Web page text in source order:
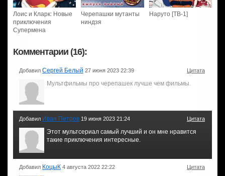
Лоис и Кларк: Новые
приключения
Супермена
Черепашки мутанты
ниндзя
Наруто [ТВ-1]
Комментарии (16):
Добавил Сергей Белый 27 июня 2023 22:39 Цитата
Мультфильмы про черепашек лучше чем фильмы.
Добавил Иван Петров 19 июня 2023 21:24 Цитата
Этот мультсериал самый лучший и он мне нравится
такие приключения интересные.
Добавил КоцыК 4 августа 2022 22:22 Цитата